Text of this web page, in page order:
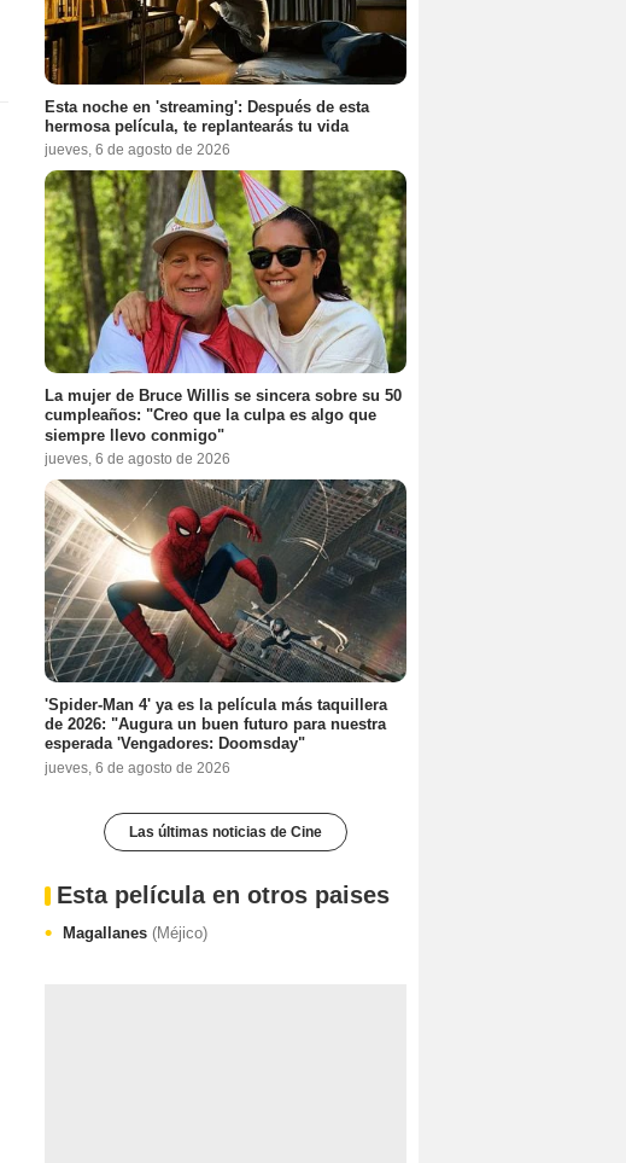
Esta noche en 'streaming': Después de esta
hermosa película, te replantearás tu vida
jueves, 6 de agosto de 2026
La mujer de Bruce Willis se sincera sobre su 50
cumpleaños: "Creo que la culpa es algo que
siempre llevo conmigo"
jueves, 6 de agosto de 2026
'Spider-Man 4' ya es la película más taquillera
de 2026: "Augura un buen futuro para nuestra
esperada 'Vengadores: Doomsday"
jueves, 6 de agosto de 2026
Las últimas noticias de Cine
Esta película en otros paises
Magallanes (Méjico)